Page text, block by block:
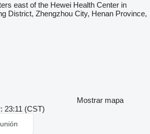
east of the Hewei Health Center in
District, Zhengzhou City, Henan Province,
Mostrar mapa
23:11 (CST)